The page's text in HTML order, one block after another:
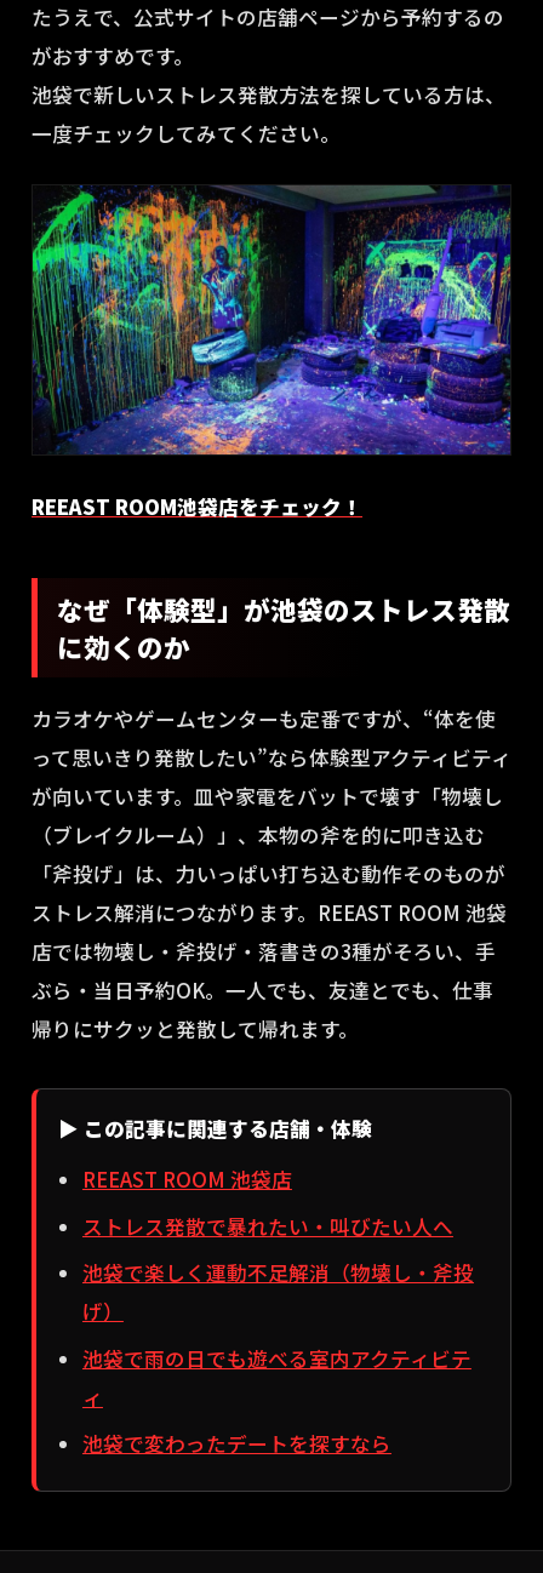
たうえで、公式サイトの店舗ページから予約するの
がおすすめです。
池袋で新しいストレス発散方法を探している方は、
一度チェックしてみてください。
REEAST ROOM池袋店をチェック！
なぜ「体験型」が池袋のストレス発散
に効くのか
カラオケやゲームセンターも定番ですが、“体を使
って思いきり発散したい”なら体験型アクティビティ
が向いています。皿や家電をバットで壊す「物壊し
（ブレイクルーム）」、本物の斧を的に叩き込む
「斧投げ」は、力いっぱい打ち込む動作そのものが
ストレス解消につながります。REEAST ROOM 池袋
店では物壊し・斧投げ・落書きの3種がそろい、手
ぶら・当日予約OK。一人でも、友達とでも、仕事
帰りにサクッと発散して帰れます。
▶ この記事に関連する店舗・体験
REEAST ROOM 池袋店
ストレス発散で暴れたい・叫びたい人へ
池袋で楽しく運動不足解消（物壊し・斧投
げ）
池袋で雨の日でも遊べる室内アクティビテ
ィ
池袋で変わったデートを探すなら